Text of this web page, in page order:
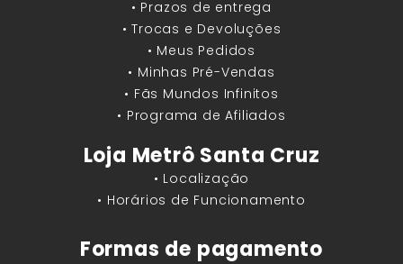
• Prazos de entrega
• Trocas e Devoluções
• Meus Pedidos
• Minhas Pré-Vendas
• Fãs Mundos Infinitos
• Programa de Afiliados
Loja Metrô Santa Cruz
• Localização
• Horários de Funcionamento
Formas de pagamento